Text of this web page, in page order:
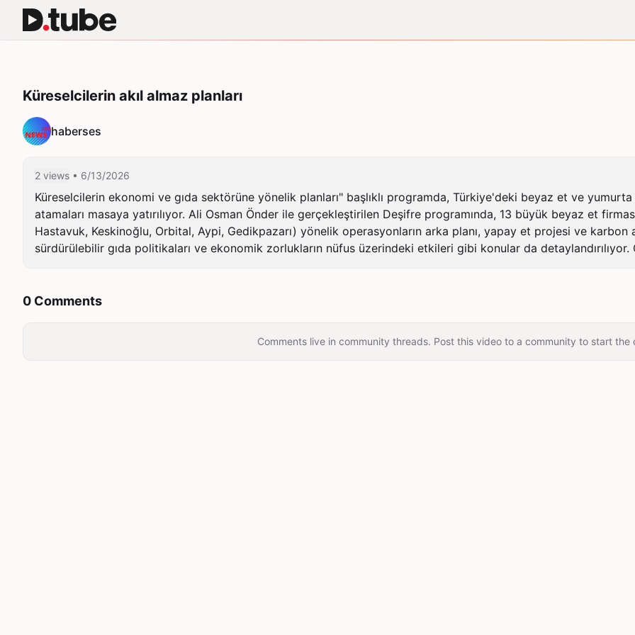
Küreselcilerin akıl almaz planları
haberses
2 views • 6/13/2026
Küreselcilerin ekonomi ve gıda sektörüne yönelik planları" başlıklı programda, Türkiye'deki beyaz et ve
atamaları masaya yatırılıyor. Ali Osman Önder ile gerçekleştirilen Deşifre programında, 13 büyük beyaz et
Hastavuk, Keskinoğlu, Orbital, Aypi, Gedikpazarı) yönelik operasyonların arka planı, yapay et projesi ve karbon
sürdürülebilir gıda politikaları ve ekonomik zorlukların nüfus üzerindeki etkileri gibi konular da
0 Comments
Comments live in community threads. Post this video to a community to start the